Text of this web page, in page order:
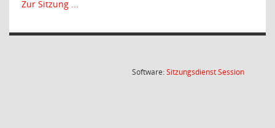
Zur Sitzung ...
Software:SitzungsdienstSession(Wird in